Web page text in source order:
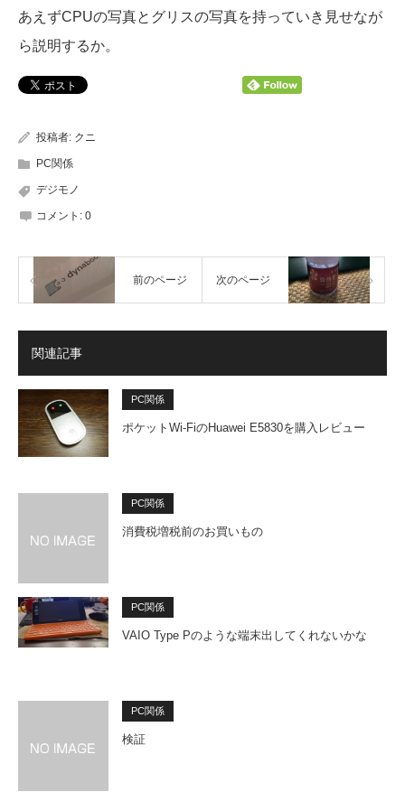
あえずCPUの写真とグリスの写真を持っていき見せなが
ら説明するか。
投稿者: クニ
PC関係
デジモノ
コメント: 0
前のページ 次のページ
関連記事
PC関係
ポケットWi-FiのHuawei E5830を購入レビュー
PC関係
消費税増税前のお買いもの
PC関係
VAIO Type Pのような端末出してくれないかな
PC関係
検証